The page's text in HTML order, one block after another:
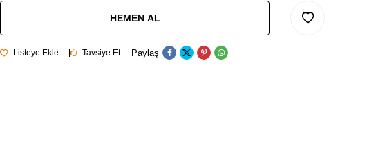
HEMEN AL
Listeye Ekle Tavsiye Et Paylaş